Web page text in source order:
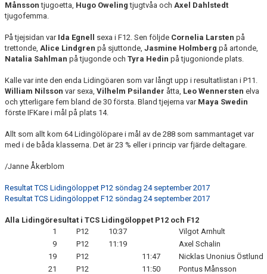
Månsson tjugoetta, Hugo Oweling tjugtvåa och Axel Dahlstedt
tjugofemma.
På tjejsidan var Ida Egnell sexa i F12. Sen följde Cornelia Larsten på
trettonde, Alice Lindgren på sjuttonde, Jasmine Holmberg på artonde,
Natalia Sahlman på tjugonde och Tyra Hedin på tjugonionde plats.
Kalle var inte den enda Lidingöaren som var långt upp i resultatlistan i P11.
William Nilsson var sexa, Vilhelm Psilander åtta, Leo Wennersten elva
och ytterligare fem bland de 30 första. Bland tjejerna var Maya Swedin
förste IFKare i mål på plats 14.
Allt som allt kom 64 Lidingölöpare i mål av de 288 som sammantaget var
med i de båda klasserna. Det är 23 % eller i princip var fjärde deltagare.
/Janne Åkerblom
Resultat TCS Lidingöloppet P12 söndag 24 september 2017
Resultat TCS Lidingöloppet F12 söndag 24 september 2017
Alla Lidingöresultat i TCS Lidingöloppet P12 och F12
1
P12 10:37
Vilgot Arnhult
9
P12 11:19
Axel Schalin
19
P12 11:47
Nicklas Unonius Östlund
21
P12 11:50
Pontus Månsson